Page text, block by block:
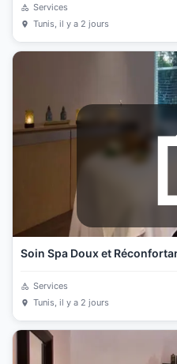
Services
Tunis, il y a 2 jours
Soin Spa Doux et
Services
Tunis, il y a 2 jours